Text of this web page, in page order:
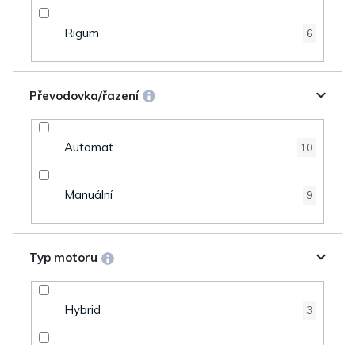
Rigum 6
Převodovka/řazení
Automat 10
Manuální 9
Typ motoru
Hybrid 3